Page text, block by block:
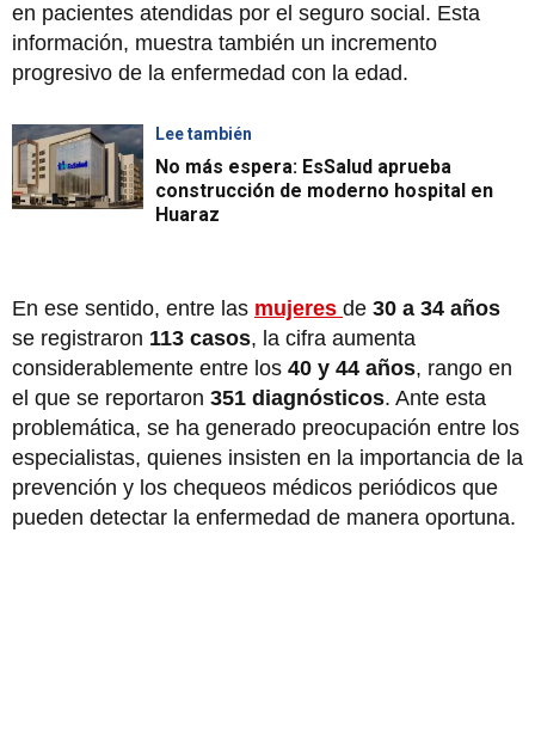
en pacientes atendidas por el seguro social. Esta
información, muestra también un incremento
progresivo de la enfermedad con la edad.
Lee también
No más espera: EsSalud aprueba
construcción de moderno hospital en
Huaraz
En ese sentido, entre las mujeres de 30 a 34 años
se registraron 113 casos, la cifra aumenta
considerablemente entre los 40 y 44 años, rango en
el que se reportaron 351 diagnósticos. Ante esta
problemática, se ha generado preocupación entre los
especialistas, quienes insisten en la importancia de la
prevención y los chequeos médicos periódicos que
pueden detectar la enfermedad de manera oportuna.